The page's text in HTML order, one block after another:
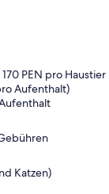
PEN pro Haustier
Aufenthalt)
Katzen)